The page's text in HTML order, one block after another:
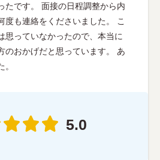
たです。 面接の日程調整から内
度も連絡をくださいました。 こ
思っていなかったので、本当に
のおかげだと思っています。 あ
5.0